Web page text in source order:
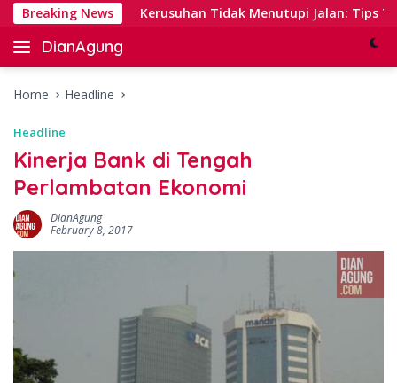
Skip
content
Breaking NewsKerusuhan Tidak Menutupi Jalan: Tips Tanggap
DianAgung
Blog
&
Insights
Home Headline
Headline
Kinerja Bank di Tengah
Perlambatan Ekonomi
DianAgung
February 8, 2017